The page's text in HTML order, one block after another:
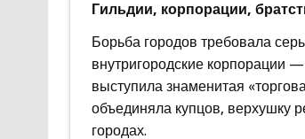
Гильдии, корпорации,
Борьба городов требовала
внутригородские корпорации
выступила знаменитая
объединяла купцов, верхушку
городах.